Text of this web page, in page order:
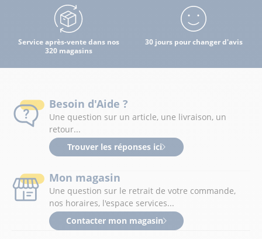
Service après-vente dans nos
320 magasins
30 jours pour changer d'avis
Besoin d'Aide ?
Une question sur un article, une livraison, un
retour...
Trouver les réponses ici
Mon magasin
Une question sur le retrait de votre commande,
nos horaires, l'espace services...
Contacter mon magasin